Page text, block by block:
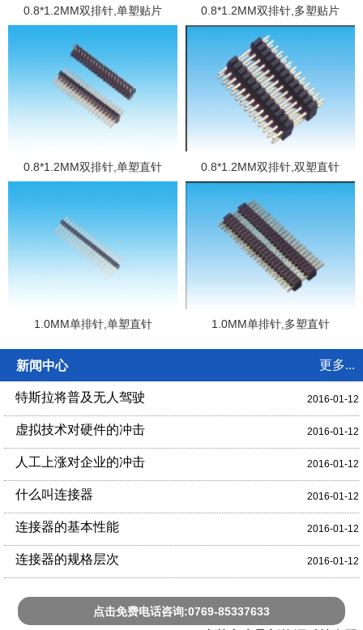
0.8*1.2MM双排针,单塑贴片 0.8*1.2MM双排针,多塑贴片
0.8*1.2MM双排针,单塑直针 0.8*1.2MM双排针,双塑直针
1.0MM单排针,单塑直针 1.0MM单排针,多塑直针
新闻中心 更多...
特斯拉将普及无人驾驶 2016-01-12
虚拟技术对硬件的冲击 2016-01-12
人工上涨对企业的冲击 2016-01-12
什么叫连接器 2016-01-12
连接器的基本性能 2016-01-12
连接器的规格层次 2016-01-12
点击免费电话咨询:0769-85337633